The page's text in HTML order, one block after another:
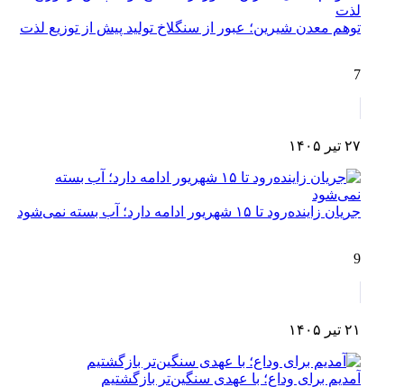
توهم معدن شیرین؛ عبور از سنگلاخ تولید پیش از توزیع لذت
7
۲۷ تیر ۱۴۰۵
جریان زاینده‌رود تا ۱۵ شهریور ادامه دارد؛ آب بسته نمی‌شود
9
۲۱ تیر ۱۴۰۵
آمدیم برای وداع؛ با عهدی سنگین‌تر بازگشتیم